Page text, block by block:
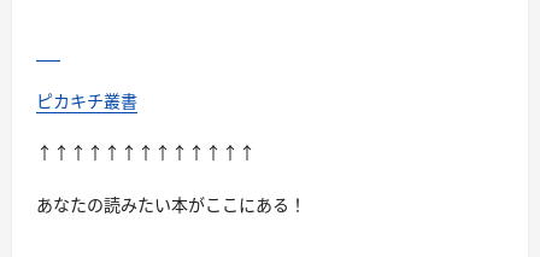
リ
と
デ
送
り
ピカキチ叢書
↑↑↑↑↑↑↑↑↑↑↑↑↑
あなたの読みたい本がここにある！